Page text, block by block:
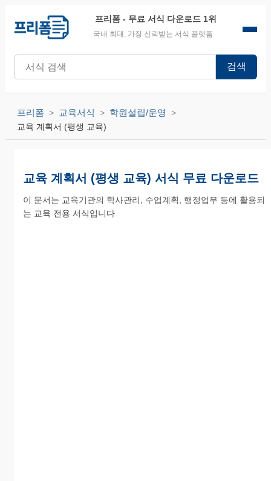
프리폼 - 무료 서식 다운로드 1위
국내 최대, 가장 신뢰받는 서식 플랫폼
검색
프리폼 교육서식 학원설립/운영
교육 계획서 (평생 교육)
교육 계획서 (평생 교육) 서식 무료 다운로드
이 문서는 교육기관의 학사관리, 수업계획, 행정업무 등에 활용되
는 교육 전용 서식입니다.